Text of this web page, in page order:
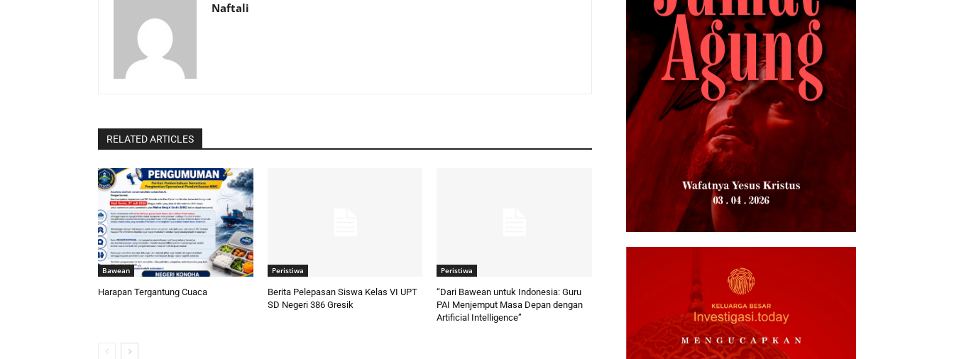
Naftali
RELATED ARTICLES
Bawean
Harapan Tergantung Cuaca
Peristiwa
Berita Pelepasan Siswa Kelas VI UPT
SD Negeri 386 Gresik
Peristiwa
“Dari Bawean untuk Indonesia: Guru
PAI Menjemput Masa Depan dengan
Artificial Intelligence”